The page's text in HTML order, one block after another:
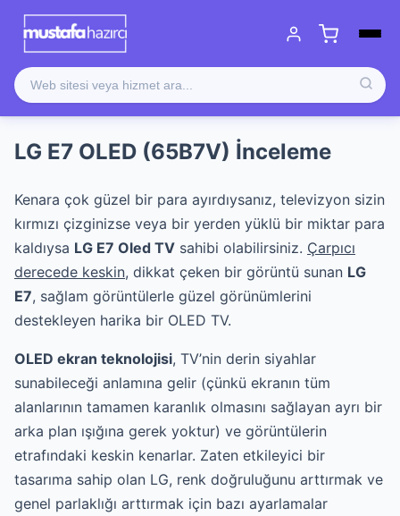
LG E7 OLED (65B7V) İnceleme
Kenara çok güzel bir para ayırdıysanız, televizyon sizin
kırmızı çizginizse veya bir yerden yüklü bir miktar para
kaldıysa LG E7 Oled TV sahibi olabilirsiniz. Çarpıcı
derecede keskin, dikkat çeken bir görüntü sunan LG
E7, sağlam görüntülerle güzel görünümlerini
destekleyen harika bir OLED TV.
OLED ekran teknolojisi, TV’nin derin siyahlar
sunabileceği anlamına gelir (çünkü ekranın tüm
alanlarının tamamen karanlık olmasını sağlayan ayrı bir
arka plan ışığına gerek yoktur) ve görüntülerin
etrafındaki keskin kenarlar. Zaten etkileyici bir
tasarıma sahip olan LG, renk doğruluğunu arttırmak ve
genel parlaklığı arttırmak için bazı ayarlamalar